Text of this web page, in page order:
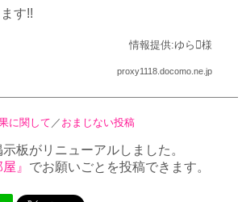
す!!
情報提供:ゆら様
proxy1118.docomo.ne.jp
に関して ／ おまじない投稿
板がリニューアルしました。
』 でお願いごとを投稿できます。